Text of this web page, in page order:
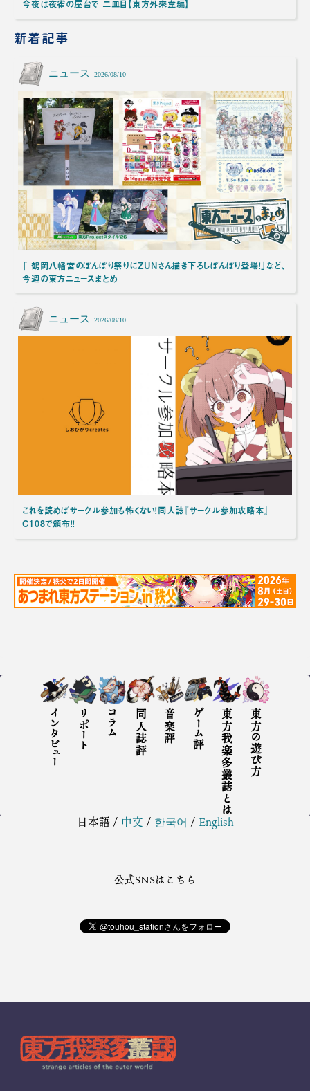
今夜は夜雀の屋台で 二皿目【東方外來韋編】
新着記事
ニュース 2026/08/10
「 鶴岡八幡宮のぼんぼり祭りにZUNさん描き下ろしぼんぼり登場！」など、
今週の東方ニュースまとめ
ニュース 2026/08/10
これを読めばサークル参加も怖くない！同人誌『サークル参加攻略本』
C108で頒布！！
インタビュー リポート コラム 同人誌評 音楽評 ゲーム評 東方我楽多叢誌とは 東方の遊び方
日本語/ 中文 / 한국어 / English
公式SNSはこちら